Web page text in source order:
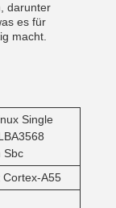
darunter
es für
macht.
Single
Sbc
A55